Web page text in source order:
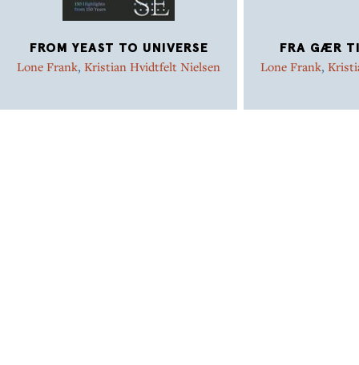
FROM YEAST TO UNIVERSE
Lone Frank, Kristian Hvidtfelt Nielsen
FRA GÆR
Lone Frank,